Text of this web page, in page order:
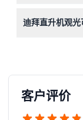
出发，靠近酋
迪拜直升机观光
客户评价